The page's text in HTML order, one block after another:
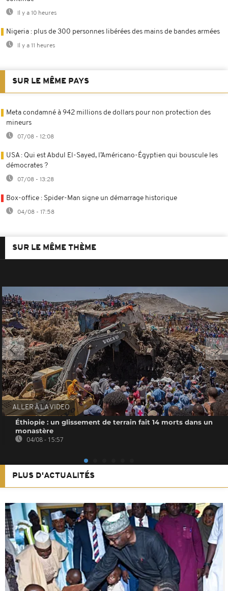
Il y a 10 heures
Nigeria : plus de 300 personnes libérées des mains de bandes armées
Il y a 11 heures
SUR LE MÊME PAYS
Meta condamné à 942 millions de dollars pour non protection des
mineurs
07/08 - 12:08
USA : Qui est Abdul El-Sayed, l’Américano-Égyptien qui bouscule les
démocrates ?
07/08 - 13:28
Box-office : Spider-Man signe un démarrage historique
04/08 - 17:58
SUR LE MÊME THÈME
ALLER À LA VIDEO
Éthiopie : un glissement de terrain fait 14 morts dans un
monastère
04/08 - 15:57
PLUS D'ACTUALITÉS